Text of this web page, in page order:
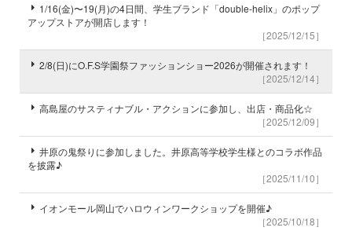
1/16(金)〜19(月)の4日間、学生ブランド「double-helix」のポップ
アップストアが開店します！
［2025/12/15］
2/8(日)にO.F.S学園祭ファッションショー2026が開催されます！
［2025/12/14］
高島屋のサスティナブル・アクションに参加し、出店・商品化☆
［2025/12/09］
井原の鬼祭りに参加しました。井原高等学校学生様とのコラボ作品
を披露♪
［2025/11/10］
イオンモール岡山でハロウィンワークショップを開催♪
［2025/10/18］